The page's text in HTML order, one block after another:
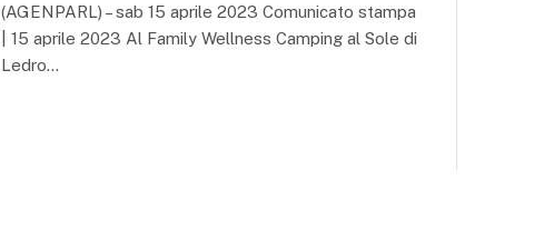
(AGENPARL) – sab 15 aprile 2023 Comunicato stampa
| 15 aprile 2023 Al Family Wellness Camping al Sole di
Ledro…